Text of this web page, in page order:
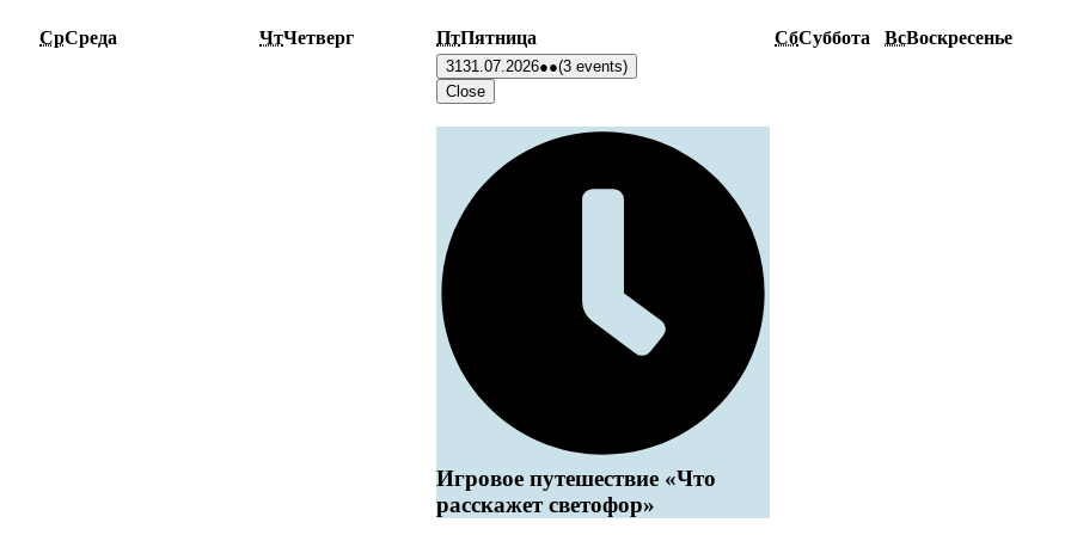
СрСреда ЧтЧетверг ПтПятница СбСуббота ВсВоскресенье
3131.07.2026●●(3 events)
Close
Игровое путешествие «Что
расскажет светофор»